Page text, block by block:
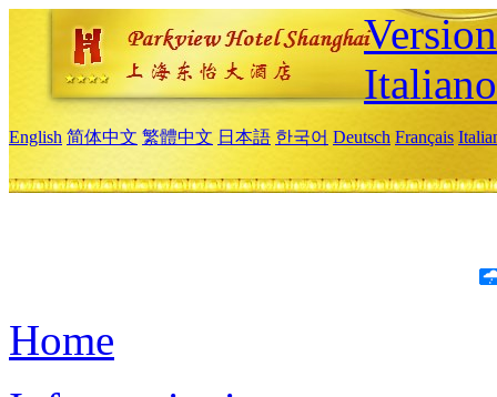
Italiano
English 简体中文 繁體中文 日本語 한국어 Deutsch Français
Home